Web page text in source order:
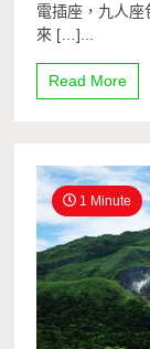
電插座，九人
來 […]...
Read More
1 Minute